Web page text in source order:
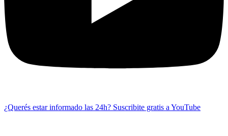
¿Querés estar informado las 24h? Suscribite gratis a YouTube